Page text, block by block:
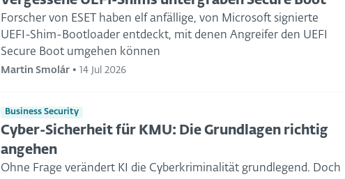
Forscher von ESET haben elf anfällige, von Microsoft signierte
UEFI-Shim-Bootloader entdeckt, mit denen Angreifer den UEFI
Secure Boot umgehen können
Martin Smolár• 14 Jul 2026
Business Security
Cyber-Sicherheit für KMU: Die Grundlagen richtig
angehen
Ohne Frage verändert KI die Cyberkriminalität grundlegend. Doch